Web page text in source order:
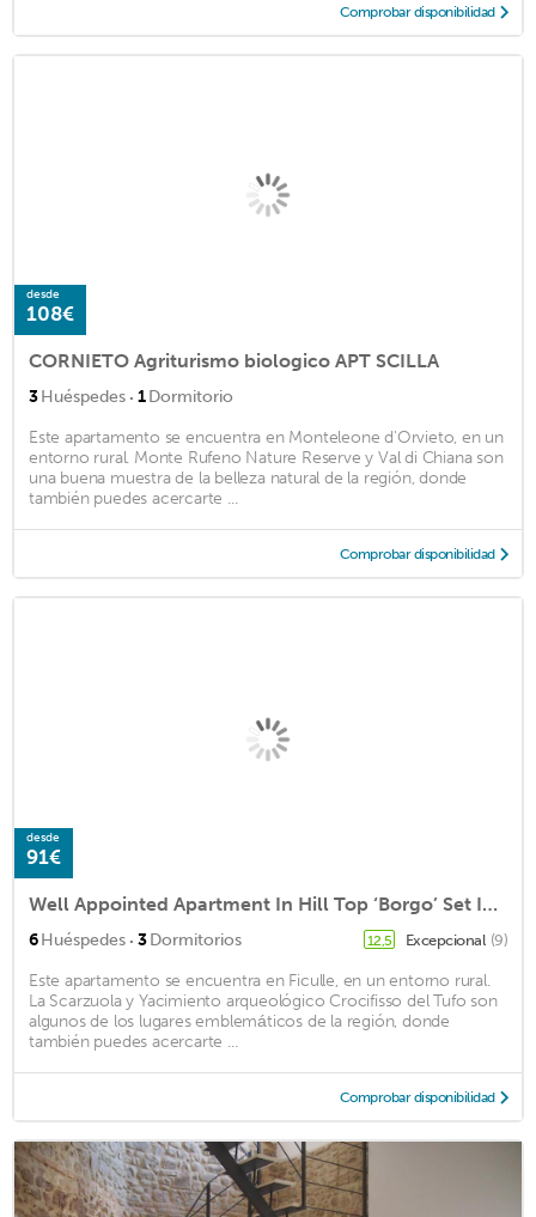
Comprobar disponibilidad
desde
108€
CORNIETO Agriturismo biologico APT SCILLA
3Huéspedes · 1Dormitorio
Este apartamento se encuentra en Monteleone d'Orvieto, en un
entorno rural. Monte Rufeno Nature Reserve y Val di Chiana son
una buena muestra de la belleza natural de la región, donde
también puedes acercarte ...
Comprobar disponibilidad
desde
91€
Well Appointed Apartment In Hill Top ‘Borgo’ Set In Stunning Umbrian Countryside
6Huéspedes · 3Dormitorios 12,5 Excepcional (9)
Este apartamento se encuentra en Ficulle, en un entorno rural.
La Scarzuola y Yacimiento arqueológico Crocifisso del Tufo son
algunos de los lugares emblemáticos de la región, donde
también puedes acercarte ...
Comprobar disponibilidad